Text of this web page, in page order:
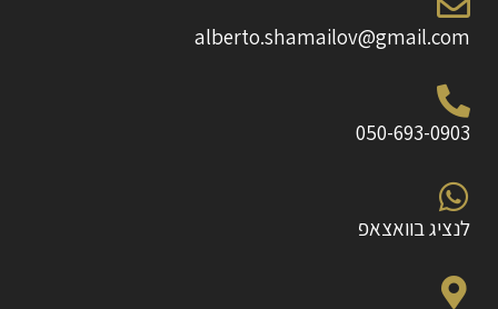
alberto.shamailov@gmail.com
050-693-0903
לנציג בוואצאפ